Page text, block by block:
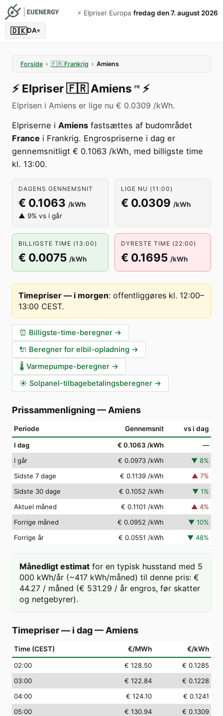
⚡️ Elpriser Europa fredag den 7. august 2026
🇩🇰DA▾
Forside › 🇫🇷 Frankrig › Amiens
⚡️ Elpriser🇫🇷 Amiens FR ⚡️
Elprisen i Amiens er lige nu € 0.0309 /kWh.
Elpriserne i Amiens fastsættes af budområdet
France i Frankrig. Engrospriserne i dag er
gennemsnitligt € 0.1063 /kWh, med billigste time
kl. 13:00.
DAGENS GENNEMSNIT
€ 0.1063 /kWh
▲ 9% vs i går
LIGE NU (11:00)
€ 0.0309 /kWh
BILLIGSTE TIME (13:00)
€ 0.0075 /kWh
DYRESTE TIME (22:00)
€ 0.1695 /kWh
Timepriser — i morgen: offentliggøres kl. 12:00–
13:00 CEST.
⏰ Billigste-time-beregner →
🔌 Beregner for elbil-opladning →
🌡️ Varmepumpe-beregner →
☀️ Solpanel-tilbagebetalingsberegner →
Prissammenligning— Amiens
Periode Gennemsnit vs i dag
I dag € 0.1063 /kWh
—
I går
€ 0.0973 /kWh ▼ 8%
Sidste 7 dage
€ 0.1139 /kWh ▲ 7%
Sidste 30 dage
€ 0.1052 /kWh ▼ 1%
Aktuel måned
€ 0.1101 /kWh ▲ 4%
Forrige måned
€ 0.0952 /kWh ▼ 10%
Forrige år
€ 0.0551 /kWh ▼ 48%
Månedligt estimat for en typisk husstand med 5
000 kWh/år (~417 kWh/måned) til denne pris: €
44.27 / måned (€ 531.29 / år engros, før skatter
og netgebyrer).
Timepriser — i dag— Amiens
Time (CEST) €/MWh €/kWh
02:00 € 128.50
€ 0.1285
03:00 € 122.84
€ 0.1228
04:00 € 124.10
€ 0.1241
05:00 € 130.94
€ 0.1309